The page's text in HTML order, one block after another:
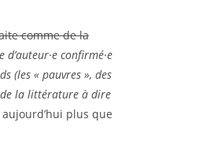
comme de la
d’auteur·e confirmé·e
(les « pauvres », des
de la littérature à dire
plus que